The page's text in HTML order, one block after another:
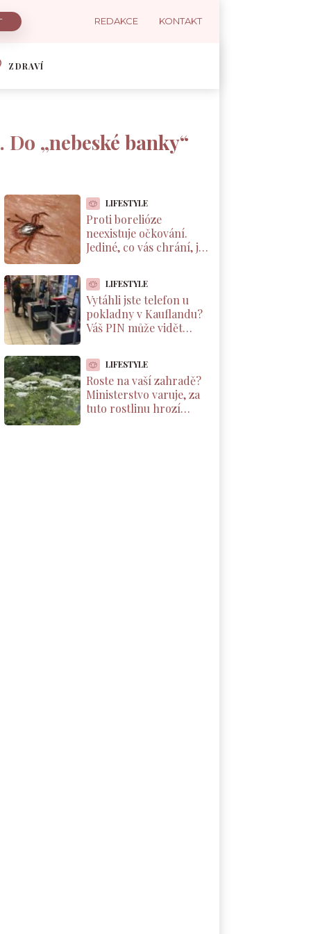
REDAKCE KONTAKT
ZDRAVÍ
„nebeské banky“
LIFESTYLE
Proti borelióze
neexistuje očkování.
Jediné, co vás chrání, je
klíštěte. Většina Čechů
to dělá špatně
LIFESTYLE
Vytáhli jste telefon u
pokladny v Kauflandu?
Váš PIN může vidět
vysílá na velký monitor
LIFESTYLE
Roste na vaší zahradě?
Ministerstvo varuje, za
tuto rostlinu hrozí